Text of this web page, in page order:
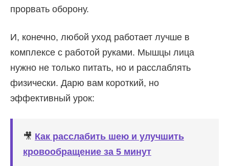
прорвать оборону.
И, конечно, любой уход работает лучше в
комплексе с работой руками. Мышцы лица
нужно не только питать, но и расслаблять
физически. Дарю вам короткий, но
эффективный урок:
🎥 Как расслабить шею и улучшить
кровообращение за 5 минут